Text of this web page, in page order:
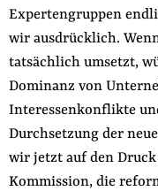
Expertengruppen
wir ausdrücklich.
tatsächlich umsetzt,
Dominanz von
Interessenkonflikte
Durchsetzung der
wir jetzt auf den
Kommission, die